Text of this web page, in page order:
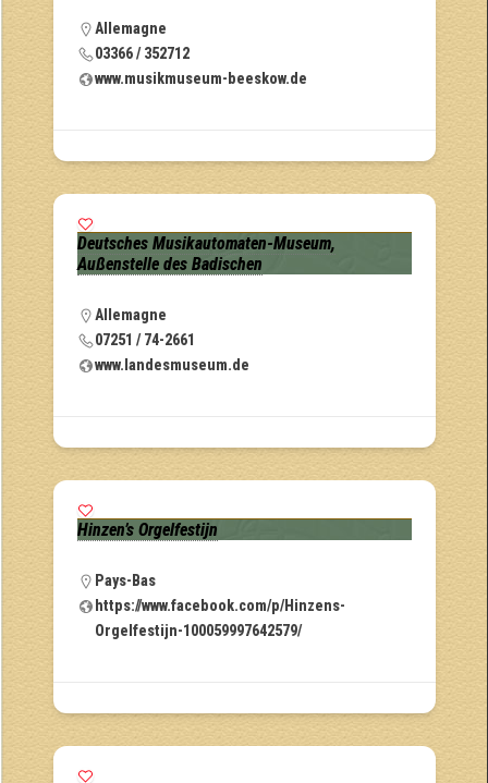
Allemagne
03366 / 352712
www.musikmuseum-beeskow.de
Deutsches Musikautomaten-Museum,
Außenstelle des Badischen
Allemagne
07251 / 74-2661
www.landesmuseum.de
Hinzen’s Orgelfestijn
Pays-Bas
https://www.facebook.com/p/Hinzens-
Orgelfestijn-100059997642579/